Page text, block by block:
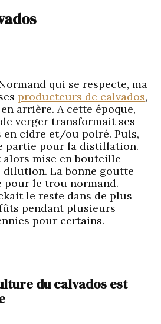
qui se respecte, ma
producteurs de calvados,
arrière. A cette époque,
verger transformait ses
en cidre et/ou poiré. Puis,
partie pour la distillation.
mise en bouteille
dilution. La bonne goutte
le trou normand.
le reste dans de plus
pendant plusieurs
pour certains.
du calvados est